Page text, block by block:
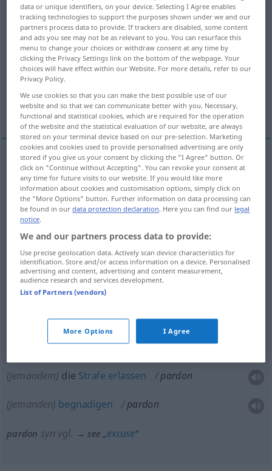
Overview of all translations
(For more details, click/tap on the translation)
verzeihen, entschuldigen vergeben
das Leben schenken, die Strafe erlassen,
begnadigen
(jemandemodetwas)verzeihen pardonexcuse
entschuldigen(oftbloße Höflichkeitsformel)
pardon
(Schuld)vergeben pardon forgive
das Leben pardon
(jemandem) die Strafe erlassen pardon
(jemanden) begnadigen pardon
pardon syn vgl. → see „excuse“
data or unique identifiers, on your device. Selecting I Agree enables
tracking technologies to support the purposes shown under we and our
partners process data to provide. If trackers are disabled, some content
and ads you see may not be as relevant to you. You can resurface this
menu to change your choices or withdraw consent at any time by
clicking the Privacy Settings link on the bottom of the webpage. Your
choices will have effect within our Website. For more details, refer to our
Privacy Policy.
We use cookies so that you can make the best possible use of our
website and so that we can communicate better with you. Necessary,
functional and statistical cookies, which are required for the operation
of the website and the statistical evaluation of our website, are always
stored on your terminal device based on our pre-selection. Marketing
cookies and cookies used to provide personalised advertising are only
stored if you give us your consent by clicking the "I Agree" button. Or
click on "Continue without Accepting". You can revoke your consent at
any time for future visits to our website. If you would like more
information about cookies and customisation options, simply click on
the "More Options" button. Further information on data processing can
be found in ourdata protection declaration. Here you can find our legal
notice.
We and our partners process data to provide:
Use precise geolocation data. Actively scan device characteristics for
identification. Store and/or access information on a device. Personalised
advertising and content, advertising and content measurement,
audience research and services development.
List of Partners (vendors)
More Options I Agree